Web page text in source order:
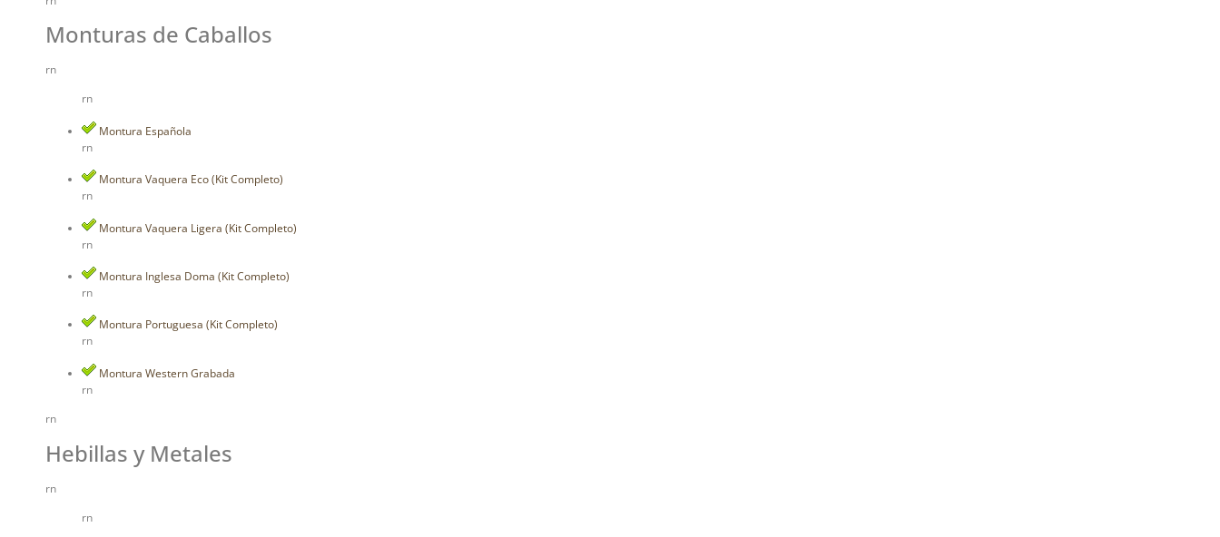
Monturas de Caballos
rn
rn
Montura Española
rn
Montura Vaquera Eco (Kit Completo)
rn
Montura Vaquera Ligera (Kit Completo)
rn
Montura Inglesa Doma (Kit Completo)
rn
Montura Portuguesa (Kit Completo)
rn
Montura Western Grabada
rn
rn
Hebillas y Metales
rn
rn